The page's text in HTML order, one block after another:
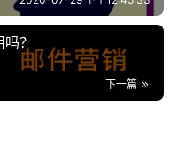
？
下一篇